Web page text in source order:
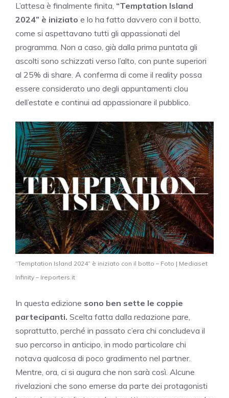
L’attesa è finalmente finita, “Temptation Island
2024” è iniziato e lo ha fatto davvero con il botto,
come si aspettavano tutti gli appassionati del
programma. Non a caso, già dalla prima puntata gli
ascolti sono schizzati verso l’alto, con punte superiori
al 25% di share. A conferma di come il reality possa
essere considerato uno degli appuntamenti clou
dell’estate e continui ad appassionare il pubblico.
“Temptation Island 2024” è iniziato con il botto – Foto | Mediaset
Infinity – Ireporters.it
In questa edizione sono ben sette le coppie
partecipanti. Scelta fatta dalla redazione pare,
soprattutto, perché in passato c’era chi concludeva il
suo percorso in anticipo, in modo particolare chi
notava qualcosa di poco gradimento nel partner.
Mentre, ora, ci si augura che non sarà così. Alcune
rivelazioni che sono emerse da parte dei protagonisti